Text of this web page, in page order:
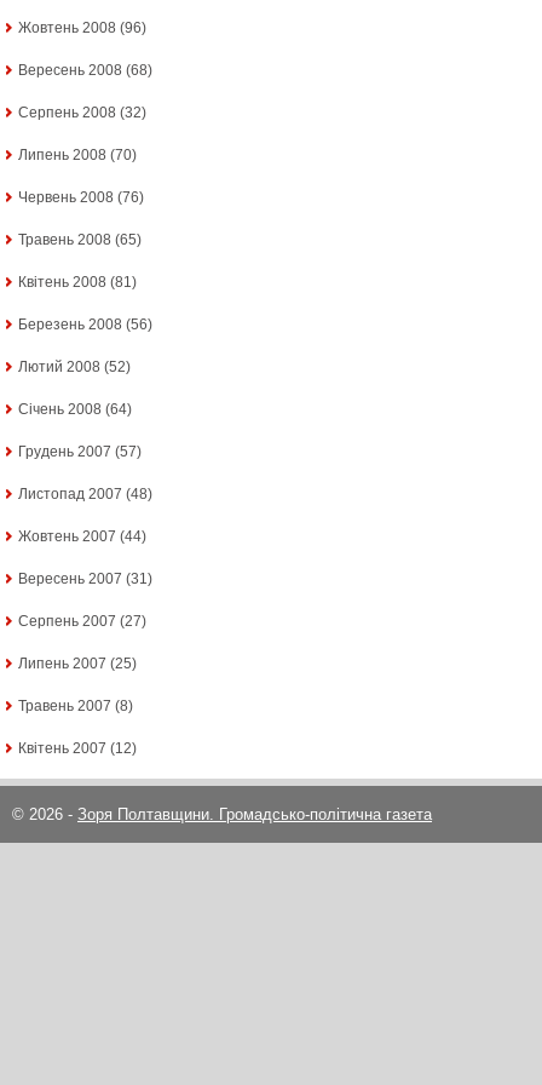
Жовтень 2008 (96)
Вересень 2008 (68)
Серпень 2008 (32)
Липень 2008 (70)
Червень 2008 (76)
Травень 2008 (65)
Квітень 2008 (81)
Березень 2008 (56)
Лютий 2008 (52)
Січень 2008 (64)
Грудень 2007 (57)
Листопад 2007 (48)
Жовтень 2007 (44)
Вересень 2007 (31)
Серпень 2007 (27)
Липень 2007 (25)
Травень 2007 (8)
Квітень 2007 (12)
© 2026 - Зоря Полтавщини. Громадсько-політична газета